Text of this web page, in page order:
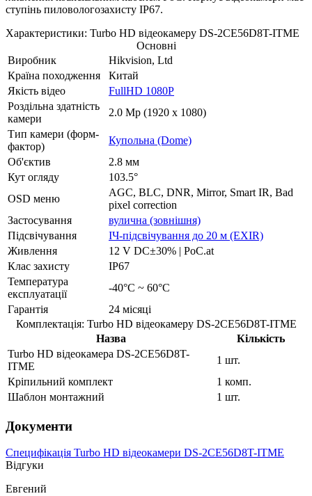
ступінь пиловологозахисту IP67.
Характеристики: Turbo HD відеокамеру DS-2CE56D8T-ITME
Основні
Виробник
Hikvision, Ltd
Країна походження
Китай
Якість відео
FullHD 1080P
Роздільна здатність
камери
2.0 Mp (1920 x 1080)
Тип камери (форм-
фактор)
Купольна (Dome)
Об'єктив
2.8 мм
Кут огляду
103.5°
OSD меню
AGC, BLC, DNR, Mirror, Smart IR, Bad
pixel correction
Застосування
вулична (зовнішня)
Підсвічування
ІЧ-підсвічування до 20 м (EXIR)
Живлення
12 V DC±30% | PoC.at
Клас захисту
IP67
Температура
експлуатації
-40°C ~ 60°C
Гарантія
24 місяці
Комплектація: Turbo HD відеокамеру DS-2CE56D8T-ITME
Назва
Кількість
Turbo HD відеокамера DS-2CE56D8T-
ITME
1 шт.
Кріпильний комплект
1 комп.
Шаблон монтажний
1 шт.
Документи
Специфікація Turbo HD відеокамери DS-2CE56D8T-ITME
Відгуки
Евгений